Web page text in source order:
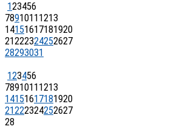
123456
7891011 1213
14151617181920
21222324252627
28293031
123456
7891011 1213
14151617181920
21222324252627
28